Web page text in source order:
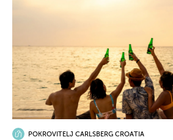
POKROVITELJ CARLSBERG CROATIA